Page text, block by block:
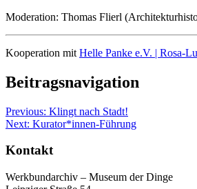
Moderation: Thomas Flierl
Kooperation mit Helle Panke e.V. | Rosa-
Beitragsnavigation
Previous: Klingt nach Stadt!
Next: Kurator*innen-Führung
Kontakt
Werkbundarchiv – Museum der Dinge